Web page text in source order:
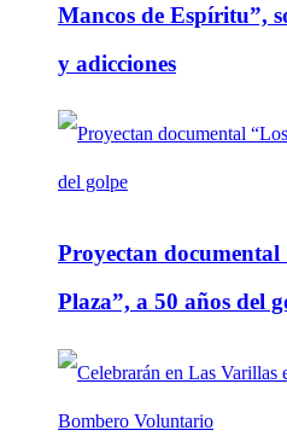
Mancos de Espíritu”,
y adicciones
Proyectan documental
Plaza”, a 50 años del